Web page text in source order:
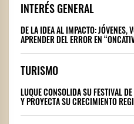
INTERÉS GENERAL
DE LA IDEA AL IMPACTO: JÓVENES,
APRENDER DEL ERROR EN
TURISMO
LUQUE CONSOLIDA SU FESTIVAL
Y PROYECTA SU CRECIMIENTO